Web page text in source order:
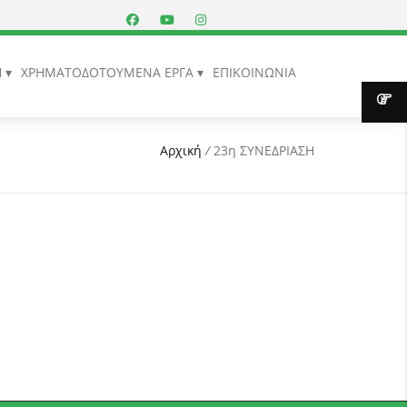
ΧΡΗΜΑΤΟΔΟΤΟΥΜΕΝΑ ΕΡΓΑ ΕΠΙΚΟΙΝΩΝΙΑ
Αρχική /23η ΣΥΝΕΔΡΙΑΣΗ